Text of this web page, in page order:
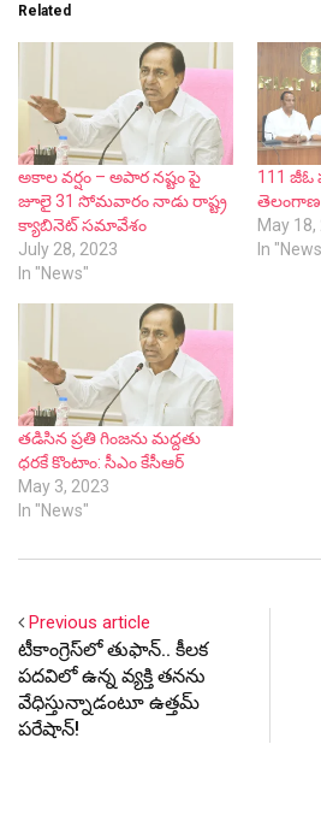
Related
అకాల వర్షం – అపార నష్టం పై
జూలై 31 సోమవారం నాడు రాష్ట్ర
క్యాబినెట్ సమావేశం
July 28, 2023
In "News"
111 జీఓ
తెలంగాణ
May 18,
In
తడిసిన ప్రతి గింజను మద్దతు
ధరకే కొంటాం: సీఎం కేసీఆర్
May 3, 2023
In "News"
Previous article
టీకాంగ్రెస్‌లో తుఫాన్‌.. కీల‌క
ప‌ద‌విలో ఉన్న వ్య‌క్తి త‌న‌ను
వేధిస్తున్నాడంటూ ఉత్త‌మ్
ప‌రేషాన్‌!